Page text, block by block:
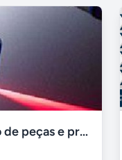
Digitalização de peças e produtos / impressão 3D polyworks